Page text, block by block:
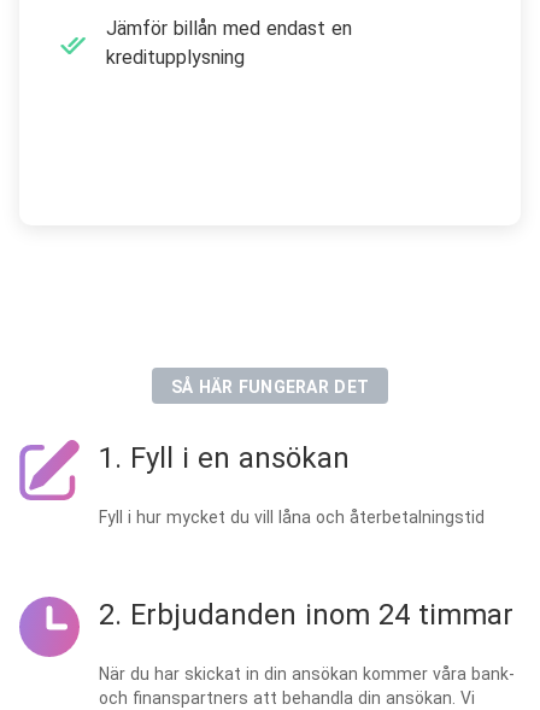
Jämför billån med endast en
kreditupplysning
SÅ HÄR FUNGERAR DET
1. Fyll i en ansökan
Fyll i hur mycket du vill låna och återbetalningstid
2. Erbjudanden inom 24 timmar
När du har skickat in din ansökan kommer våra bank-
och finanspartners att behandla din ansökan. Vi